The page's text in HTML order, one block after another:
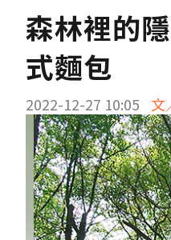
森林裡的
式麵包
2022-12-27 10:05 文